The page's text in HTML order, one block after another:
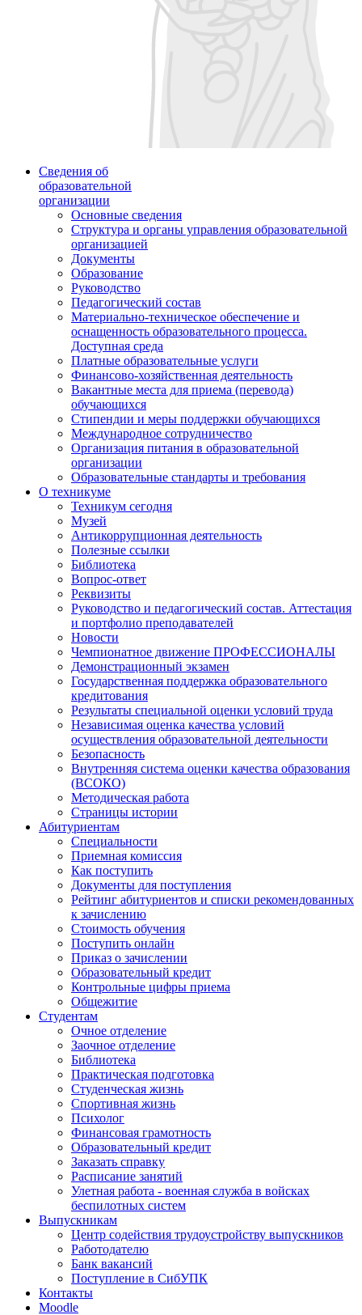
Сведения об
образовательной
организации
Основные сведения
Структура и органы управления образовательной
организацией
Документы
Образование
Руководство
Педагогический состав
Материально-техническое обеспечение и
оснащенность образовательного процесса.
Доступная среда
Платные образовательные услуги
Финансово-хозяйственная деятельность
Вакантные места для приема (перевода)
обучающихся
Стипендии и меры поддержки обучающихся
Международное сотрудничество
Организация питания в образовательной
организации
Образовательные стандарты и требования
О техникуме
Техникум сегодня
Музей
Антикоррупционная деятельность
Полезные ссылки
Библиотека
Вопрос-ответ
Реквизиты
Руководство и педагогический состав. Аттестация
и портфолио преподавателей
Новости
Чемпионатное движение ПРОФЕССИОНАЛЫ
Демонстрационный экзамен
Государственная поддержка образовательного
кредитования
Результаты специальной оценки условий труда
Независимая оценка качества условий
осуществления образовательной деятельности
Безопасность
Внутренняя система оценки качества образования
(ВСОКО)
Методическая работа
Страницы истории
Абитуриентам
Специальности
Приемная комиссия
Как поступить
Документы для поступления
Рейтинг абитуриентов и списки рекомендованных
к зачислению
Стоимость обучения
Поступить онлайн
Приказ о зачислении
Образовательный кредит
Контрольные цифры приема
Общежитие
Студентам
Очное отделение
Заочное отделение
Библиотека
Практическая подготовка
Студенческая жизнь
Спортивная жизнь
Психолог
Финансовая грамотность
Образовательный кредит
Заказать справку
Расписание занятий
Улетная работа - военная служба в войсках
беспилотных систем
Выпускникам
Центр содействия трудоустройству выпускников
Работодателю
Банк вакансий
Поступление в СибУПК
Контакты
Moodle